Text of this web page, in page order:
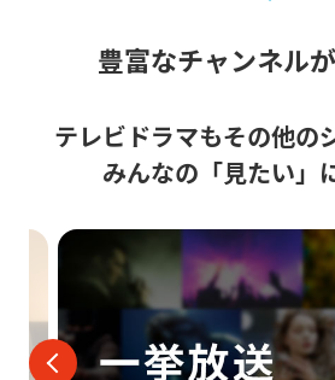
豊富なチャンネル
テレビドラマもその他の
みんなの「見たい」